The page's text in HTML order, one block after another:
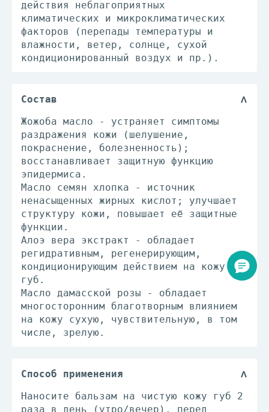
действия неблагоприятных
климатических и микроклиматических
факторов (перепады температуры и
влажности, ветер, солнце, сухой
кондиционированный воздух и пр.).
Состав
Жожоба масло - устраняет симптомы
раздражения кожи (шелушение,
покраснение, болезненность);
восстанавливает защитную функцию
эпидермиса.
Масло семян хлопка - источник
ненасыщенных жирных кислот; улучшает
структуру кожи, повышает её защитные
функции.
Алоэ вера экстракт - обладает
регидративным, регенерирующим,
кондиционирующим действием на кожу
губ.
Масло дамасской розы - обладает
многосторонним благотворным влиянием
на кожу сухую, чувствительную, в том
числе, зрелую.
Способ применения
Наносите бальзам на чистую кожу губ 2
раза в день (утро/вечер), перед